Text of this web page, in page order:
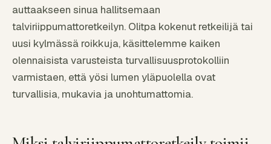
auttaakseen sinua hallitsemaan
talviriippumattoretkeilyn. Olitpa kokenut retkeilijä tai
uusi kylmässä roikkuja, käsittelemme kaiken
olennaisista varusteista turvallisuusprotokolliin
varmistaen, että yösi lumen yläpuolella ovat
turvallisia, mukavia ja unohtumattomia.